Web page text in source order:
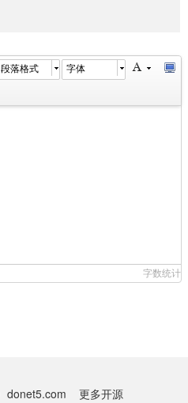
段落格式 字体
字数统计
donet5.com 更多开源